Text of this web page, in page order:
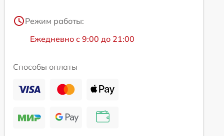
Режим работы:
Ежедневно с 9:00 до 21:00
Способы оплаты